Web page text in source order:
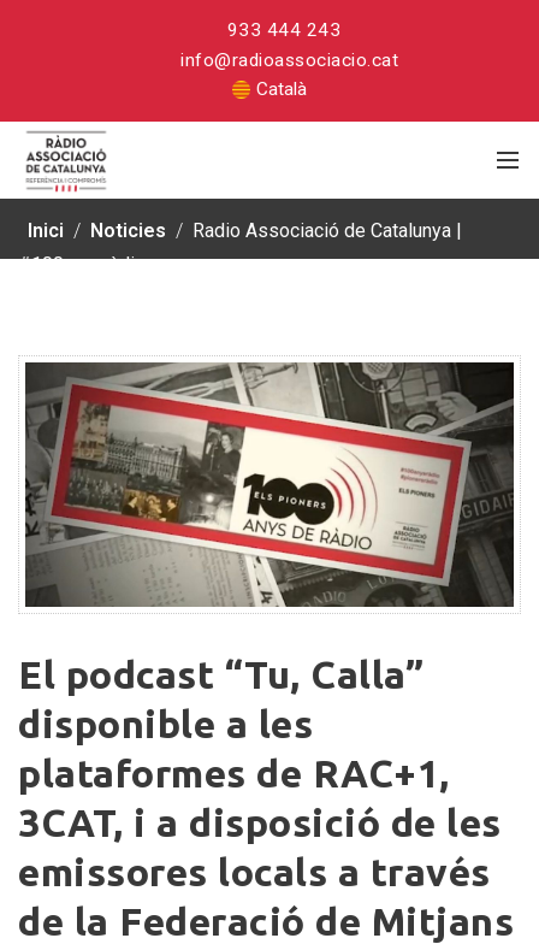
933 444 243
info@radioassociacio.cat
Català
Inici / Noticies / Radio Associació de Catalunya |
#100anysràdio
podcast
“Tu,
Calla”
disponible a
les
plataformes
de
RAC+1,
3CAT,
El podcast “Tu, Calla”
disponible a les
plataformes de RAC+1,
3CAT, i a disposició de les
emissores locals a través
de la Federació de Mitjans